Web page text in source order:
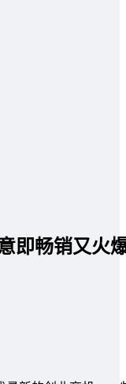
即畅销又火